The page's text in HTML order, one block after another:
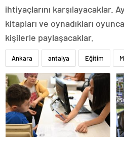
ihtiyaçlarını karşılayacaklar.
kitapları ve oynadıkları
kişilerle paylaşacaklar.
Ankara antalya Eğitim